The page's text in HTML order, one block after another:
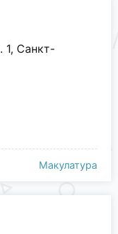
1, Санкт-
Макулатура